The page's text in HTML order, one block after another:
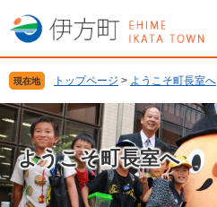
ー
先
頭
で
す
。
ニ
を
飛
ば
し
て
本
文
現在地 トップページ > ようこそ町長室へ
ようこそ町長室へ